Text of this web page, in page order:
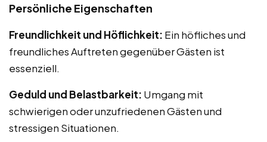
Persönliche Eigenschaften
Freundlichkeit und Höflichkeit: Ein höfliches und
freundliches Auftreten gegenüber Gästen ist
essenziell.
Geduld und Belastbarkeit: Umgang mit
schwierigen oder unzufriedenen Gästen und
stressigen Situationen.